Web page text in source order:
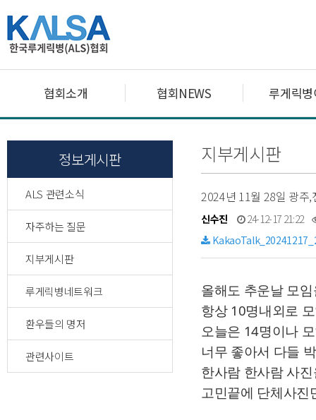
협회소개 협회NEWS 루게릭
정보게시판
ALS 관련소식
자주하는 질문
지부게시판
루게릭병네트워크
환우들의 명저
관련사이트
지부게시판
2024년 11월 28일 광주
신수진
24-12-17 21:22
올해도 추운날 모
항상 10명내외로
오늘은 14명이나
너무 좋아서 다들
한사람 한사람 사
고민끝에 단체사